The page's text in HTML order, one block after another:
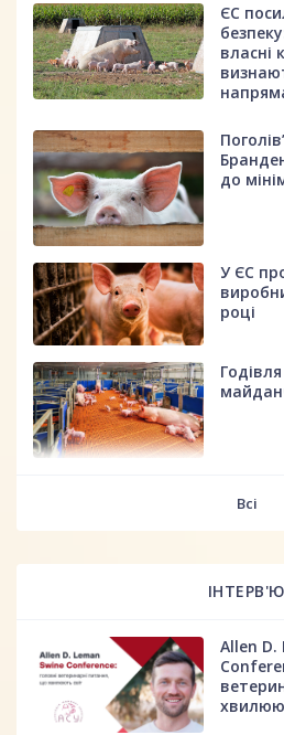
ЄС
власні
до
У ЄС
році
Всі
ІНТЕРВ'Ю
Allen D.